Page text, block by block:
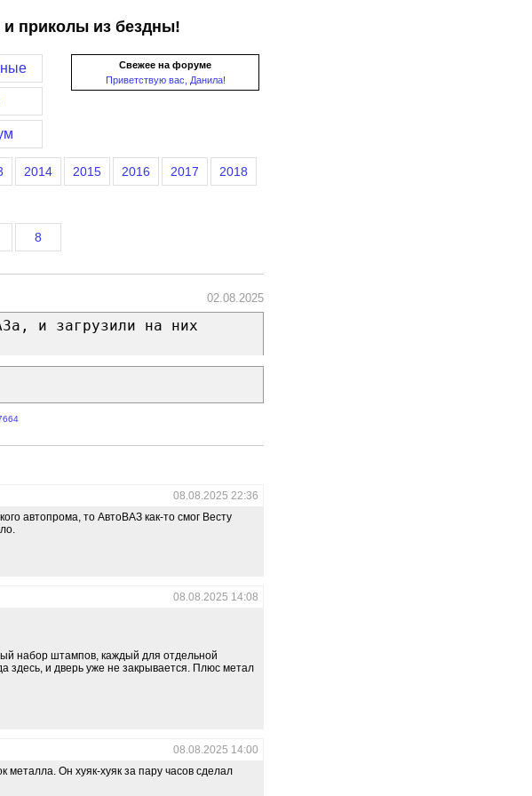
приколы из бездны!
Свежее на форуме
Приветствую вас, Данила!
2014 2015 2016 2017 2018
8
02.08.2025
и загрузили на них
08.08.2025 22:36
автопрома, то АвтоВАЗ как-то смог Весту
08.08.2025 14:08
набор штампов, каждый для отдельной
здесь, и дверь уже не закрывается. Плюс метал
08.08.2025 14:00
металла. Он хуяк-хуяк за пару часов сделал